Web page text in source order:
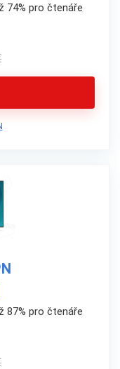
74% pro čtenáře
87% pro čtenáře